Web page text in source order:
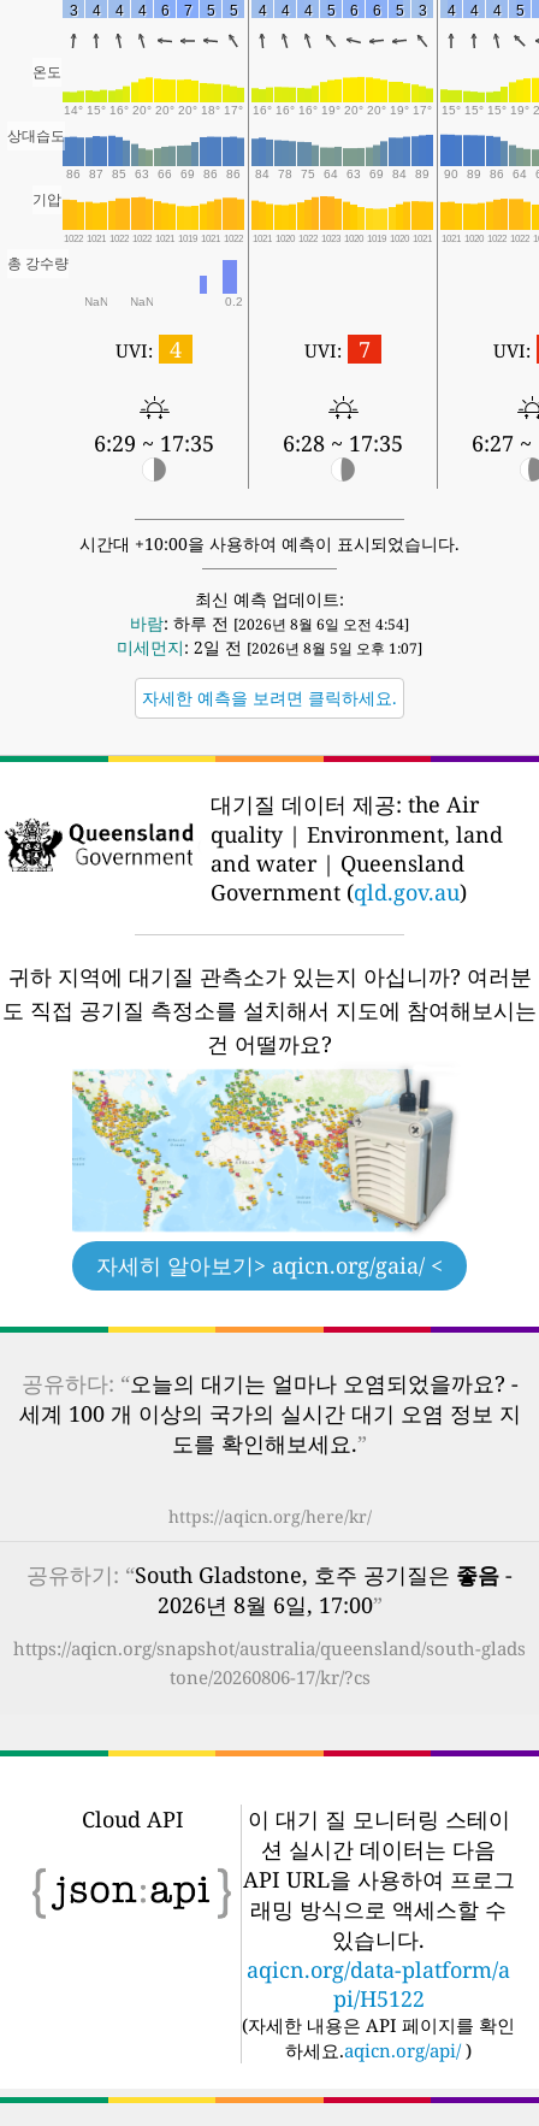
3 4 4 4 6 7 5 5 4 4 4 5 6 6 5 3 4 4 4 5
온도
14° 15° 16° 20° 20° 20° 18° 17° 16° 16° 16° 19° 20° 20° 19° 17° 15° 15° 15° 19°
상대습도
86 87 85 63 66 69 86 86 84 78 75 64 63 69 84 89 90 89 86 64
기압
1022 1021 1022 1022 1021 1019 1021 1022 1021 1020 1022 1023 1020 1019 1020 1021 1021 1020 1022 1022
총 강수량
NaN NaN 0.2
UVI: 4
6:29 ~ 17:35
UVI: 7
6:28 ~ 17:35
UVI:
6:27 ~
시간대 +10:00을 사용하여 예측이 표시되었습니다.
최신 예측 업데이트:
바람: 하루 전 [2026년 8월 6일 오전 4:54]
미세먼지: 2일 전 [2026년 8월 5일 오후 1:07]
자세한 예측을 보려면 클릭하세요.
대기질 데이터 제공: the Air
quality | Environment, land
and water | Queensland
Government (qld.gov.au)
귀하 지역에 대기질 관측소가 있는지 아십니까? 여러분
도 직접 공기질 측정소를 설치해서 지도에 참여해보시는
건 어떨까요?
자세히 알아보기> aqicn.org/gaia/ <
공유하다: “오늘의 대기는 얼마나 오염되었을까요? -
세계 100 개 이상의 국가의 실시간 대기 오염 정보 지
도를 확인해보세요.”
https://aqicn.org/here/kr/
공유하기: “South Gladstone, 호주 공기질은 좋음 -
2026년 8월 6일, 17:00”
https://aqicn.org/snapshot/australia/queensland/south-glads
tone/20260806-17/kr/?cs
Cloud API
이 대기 질 모니터링 스테이
션 실시간 데이터는 다음
API URL을 사용하여 프로그
래밍 방식으로 액세스할 수
있습니다.
aqicn.org/data-platform/a
pi/H5122
(자세한 내용은 API 페이지를 확인
하세요.aqicn.org/api/ )